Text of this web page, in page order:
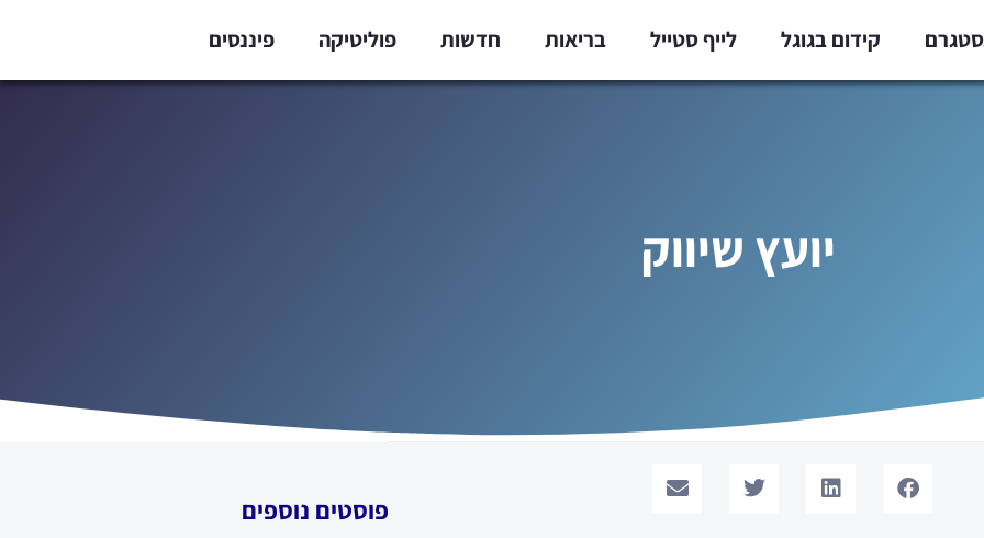
קידום בגוגל לייף סטייל בריאות חדשות פוליטיקה פיננסים
יועץ שיווק
פוסטים נוספים